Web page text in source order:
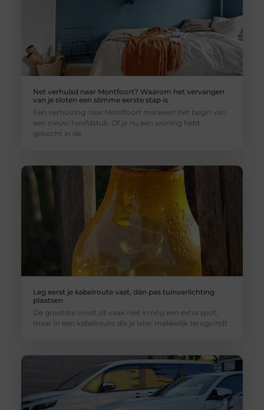
Net verhuisd naar Montfoort? Waarom het vervangen
van je sloten een slimme eerste stap is
Een verhuizing naar Montfoort markeert het begin van
een nieuw hoofdstuk. Of je nu een woning hebt
gekocht in de
Leg eerst je kabelroute vast, dán pas tuinverlichting
plaatsen
De grootste winst zit vaak niet in nóg een extra spot,
maar in een kabelroute die je later makkelijk terugvindt